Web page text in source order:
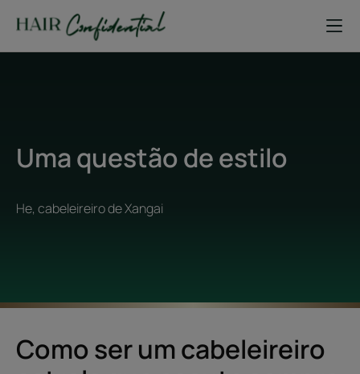
Uma questão de estilo
He, cabeleireiro de Xangai
Como ser um cabeleireiro